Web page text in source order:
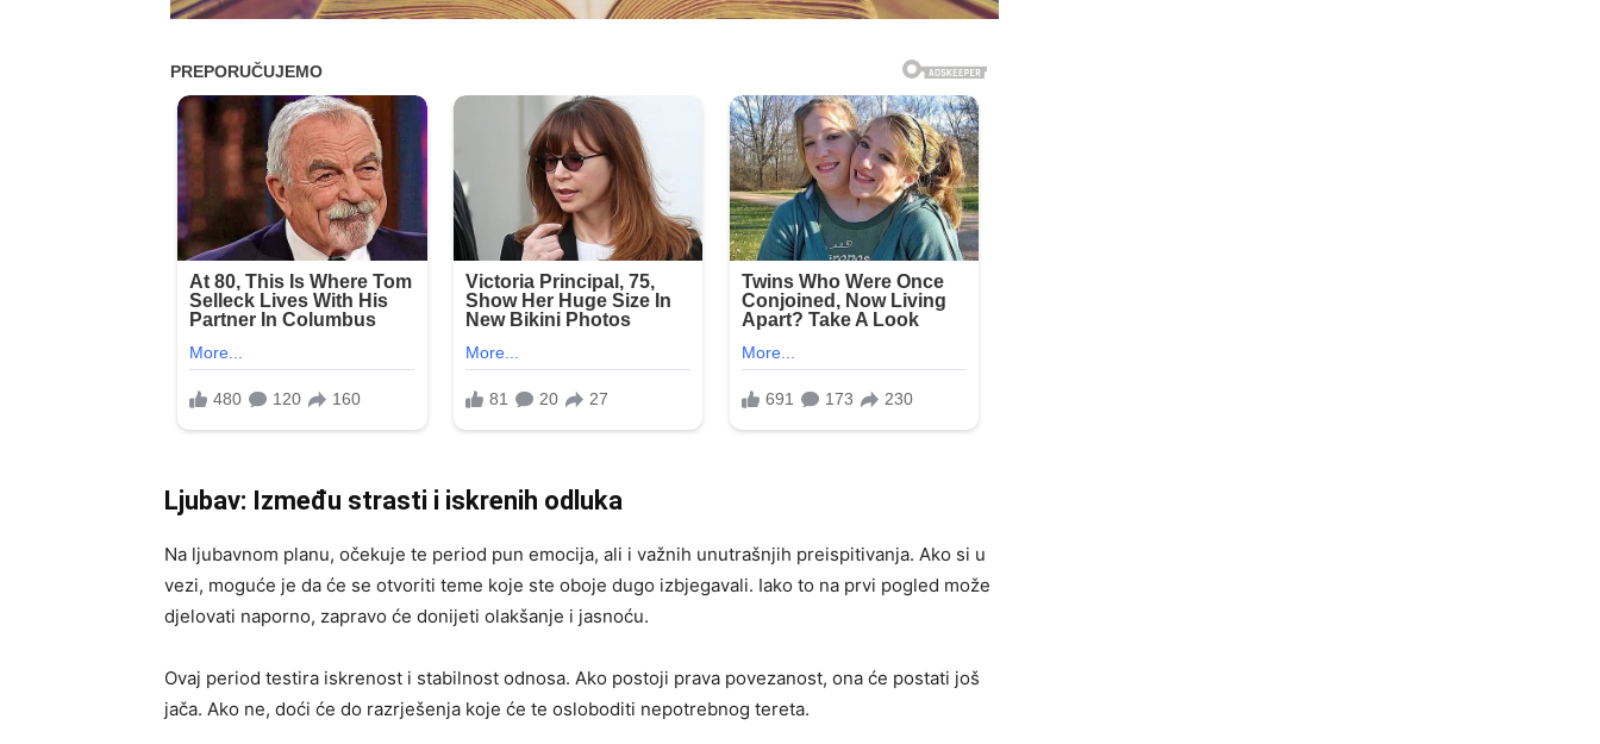
Ljubav: Između strasti i iskrenih odluka
Na ljubavnom planu, očekuje te period pun emocija, ali i važnih unutrašnjih preispitivanja. Ako si u
vezi, moguće je da će se otvoriti teme koje ste oboje dugo izbjegavali. Iako to na prvi pogled može
djelovati naporno, zapravo će donijeti olakšanje i jasnoću.
Ovaj period testira iskrenost i stabilnost odnosa. Ako postoji prava povezanost, ona će postati još
jača. Ako ne, doći će do razrješenja koje će te osloboditi nepotrebnog tereta.